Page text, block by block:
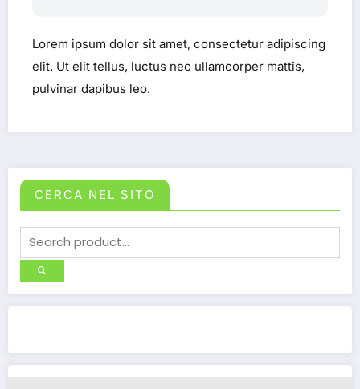
Lorem ipsum dolor sit amet, consectetur adipiscing
elit. Ut elit tellus, luctus nec ullamcorper mattis,
pulvinar dapibus leo.
CERCA NEL SITO